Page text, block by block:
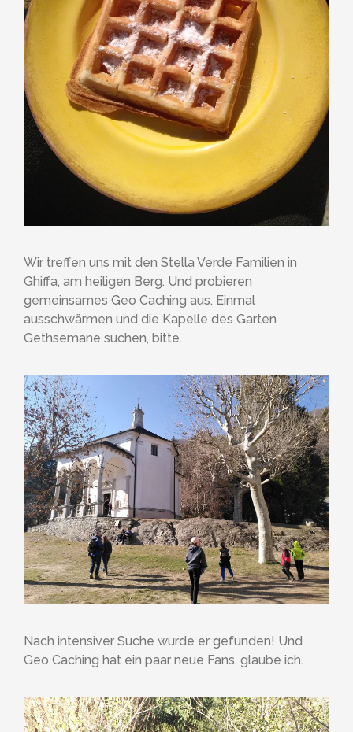
Wir treffen uns mit den Stella Verde Familien in
Ghiffa, am heiligen Berg. Und probieren
gemeinsames Geo Caching aus. Einmal
ausschwärmen und die Kapelle des Garten
Gethsemane suchen, bitte.
Nach intensiver Suche wurde er gefunden! Und
Geo Caching hat ein paar neue Fans, glaube ich.